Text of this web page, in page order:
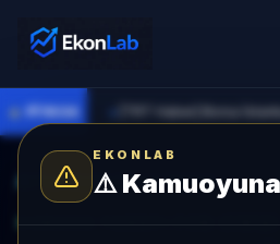
EKONLAB
⚠️
● PİYASA
AI Fon Radar Hisse Yoğun
SUNUCU TARAFI FON GIRIŞI